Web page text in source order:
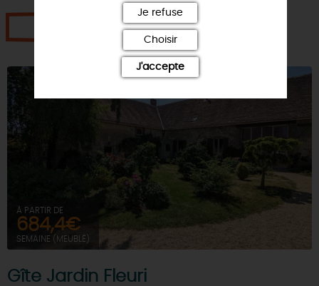
À PARTIR DE
684,4€
SEMAINE (MEUBLÉ)
Gîte Jardin Fleuri
Je refuse
Choisir
J'accepte